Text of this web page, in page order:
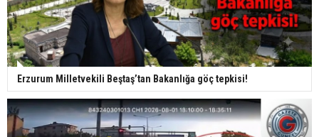
Erzurum Milletvekili Beştaş’tan Bakanlığa göç tepkisi!